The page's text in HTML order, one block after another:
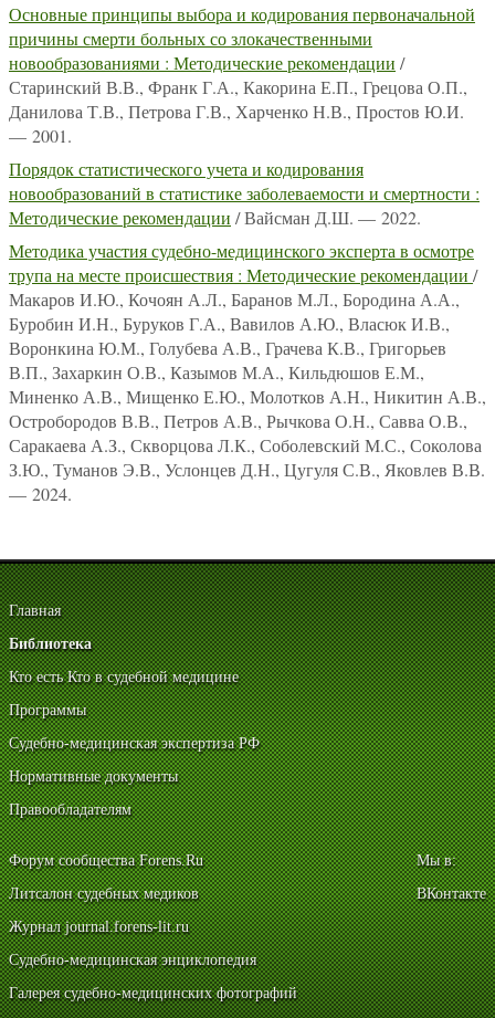
Основные принципы выбора и кодирования первоначальной
причины смерти больных со злокачественными
новообразованиями : Методические рекомендации /
Старинский В.В., Франк Г.А., Какорина Е.П., Грецова О.П.,
Данилова Т.В., Петрова Г.В., Харченко Н.В., Простов Ю.И.
— 2001.
Порядок статистического учета и кодирования
новообразований в статистике заболеваемости и смертности :
Методические рекомендации / Вайсман Д.Ш. — 2022.
Методика участия судебно-медицинского эксперта в осмотре
трупа на месте происшествия : Методические рекомендации /
Макаров И.Ю., Кочоян А.Л., Баранов М.Л., Бородина А.А.,
Буробин И.Н., Буруков Г.А., Вавилов А.Ю., Власюк И.В.,
Воронкина Ю.М., Голубева А.В., Грачева К.В., Григорьев
В.П., Захаркин О.В., Казымов М.А., Кильдюшов Е.М.,
Миненко А.В., Мищенко Е.Ю., Молотков А.Н., Никитин А.В.,
Остробородов В.В., Петров А.В., Рычкова О.Н., Савва О.В.,
Саракаева А.З., Скворцова Л.К., Соболевский М.С., Соколова
З.Ю., Туманов Э.В., Услонцев Д.Н., Цугуля С.В., Яковлев В.В.
— 2024.
Главная
Библиотека
Кто есть Кто в судебной медицине
Программы
Судебно-медицинская экспертиза РФ
Нормативные документы
Правообладателям
Форум сообщества Forens.Ru
Литсалон судебных медиков
Журнал journal.forens-lit.ru
Судебно-медицинская энциклопедия
Галерея судебно-медицинских фотографий
Мы в:
ВКонтакте